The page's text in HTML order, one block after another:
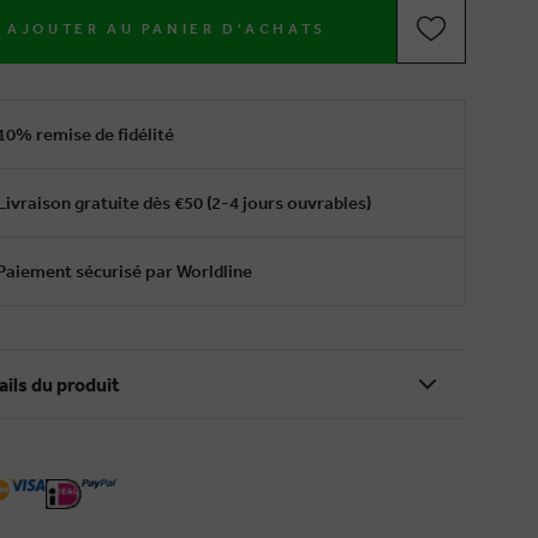
AJOUTER AU PANIER D'ACHATS
remise de fidélité
gratuite dès €50 (2-4 jours ouvrables)
sécurisé par Worldline
du produit